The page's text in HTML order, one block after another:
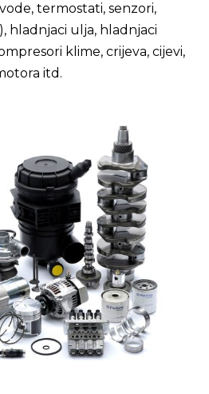
termostati, senzori,
hladnjaci ulja, hladnjaci
klime, crijeva, cijevi,
itd.